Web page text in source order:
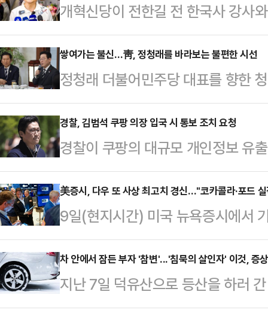
개혁신당이 전한길 전 한국사 강사
계기로 개혁신당의 존재감이 급부
고 있다. 이대로라면 4개월을 남겨
판단에서다. 이에 개혁신당의 '연
정치권에 따르면 이준석 개혁신당
길(본명 전유관)씨와 오는 25일 '부
했다. 현재 토론 방식과 중계 언론
론 방식은 …
쌓여가는 불신…靑, 정청래를 바라보는 불편한 시선
정청래 더불어민주당 대표를 향한
민주당 지도부가 이른바 '불법 대북
울 회장의 변호를 맡았던 전준철 변
에서 미진했던 부분을 추가 수사하
령이 강한 불쾌감을 드러낸 것으로
습이다.그동안 당청은 정 대표가 주
정부의 검찰개혁 후속 입법 등을
개적인 대응은 하고 …
경찰, 김범석 쿠팡 의장 입국 시 통보 조치 요청
경찰이 쿠팡의 대규모 개인정보 유
대해 입국 시 통보 조치를 법무부에
례 기자간담회에서 "여러 사람이
중이고, 해외에 있는 사람도 많아서
오면 바로 조사할 수 있도록 했다"
함됐다고 덧붙였다. 미국 국적인 김
을 때마다 해외 체류 등을 이유로
의 등을 받는 해…
美증시, 다우 또 사상 최고치 경신…"코카콜라·포드
9일(현지시간) 미국 뉴욕증시에서
고치를 다시 한번 경신했다.미
된 다우존스30 산업평균지수는 이
(0.038%) 상승한 5만 134,82에
드푸어스(S&P) 500지수는
차 안에서 잠든 부자 '참변'...'침묵의 살인자' 이것, 증
지난 7일 덕유산으로 등산을 하러
이 발생했다. 경찰은 가스난로 작동